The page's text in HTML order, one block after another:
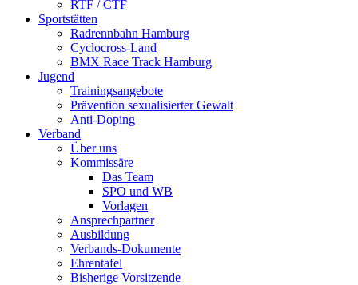
RTF / CTF
Sportstätten
Radrennbahn Hamburg
Cyclocross-Land
BMX Race Track Hamburg
Jugend
Trainingsangebote
Prävention sexualisierter Gewalt
Anti-Doping
Verband
Über uns
Kommissäre
Das Team
SPO und WB
Vorlagen
Ansprechpartner
Ausbildung
Verbands-Dokumente
Ehrentafel
Bisherige Vorsitzende